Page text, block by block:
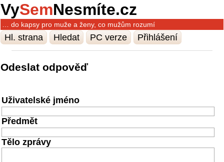
VySemNesmíte.cz
… do kapsy pro muže a ženy, co mužům rozumí
Hl. strana Hledat PC verze Přihlášení
Odeslat odpověď
Uživatelské jméno
Předmět
Tělo zprávy